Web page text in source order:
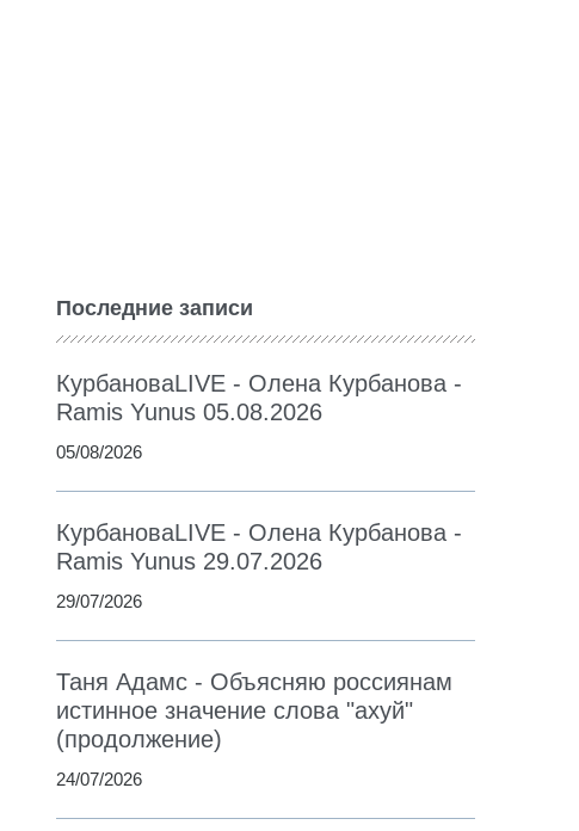
Последние записи
КурбановаLIVE - Олена Курбанова -
Ramis Yunus 05.08.2026
05/08/2026
КурбановаLIVE - Олена Курбанова -
Ramis Yunus 29.07.2026
29/07/2026
Таня Адамс - Объясняю россиянам
истинное значение слова "ахуй"
(продолжение)
24/07/2026